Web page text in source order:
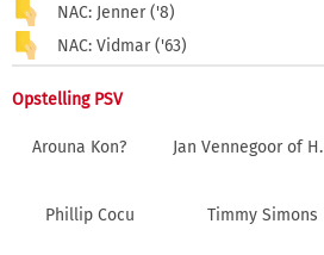
NAC: Jenner ('8)
NAC: Vidmar ('63)
Opstelling PSV
Arouna Kon? Jan Vennegoor of H.
Phillip Cocu Timmy Simons